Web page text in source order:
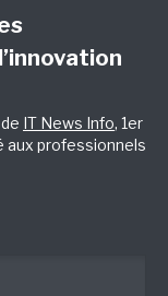
IT News Info, 1er
aux professionnels